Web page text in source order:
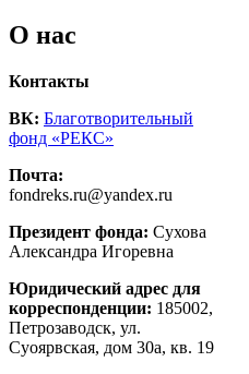
О нас
Контакты
ВК: Благотворительный
фонд «РЕКС»
Почта:
fondreks.ru@yandex.ru
Президент фонда: Сухова
Александра Игоревна
Юридический адрес для
корреспонденции: 185002,
Петрозаводск, ул.
Суоярвская, дом 30а, кв. 19